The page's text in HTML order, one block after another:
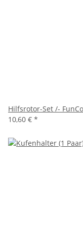
Hilfsrotor-Set /-
10,60 € *